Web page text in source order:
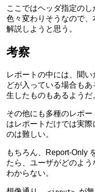
ここではヘッダ指定の
色々変わりそうなので
解説しようと思う。
考察
レポートの中には、聞
どが入っている場合も
生したものもあるようだ
その他にも多種のレポ
はレポートだけでは実
のは難しい。
もちろん、Report-Only
たら、ユーザがどのよ
わからない。